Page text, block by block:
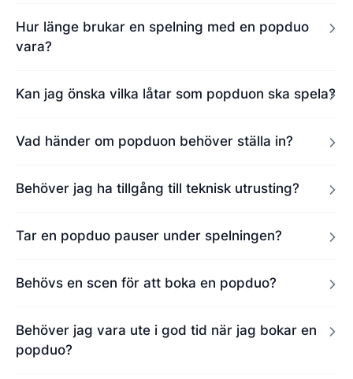
Hur länge brukar en spelning med en popduo
vara?
Kan jag önska vilka låtar som popduon ska spela?
Vad händer om popduon behöver ställa in?
Behöver jag ha tillgång till teknisk utrusting?
Tar en popduo pauser under spelningen?
Behövs en scen för att boka en popduo?
Behöver jag vara ute i god tid när jag bokar en
popduo?